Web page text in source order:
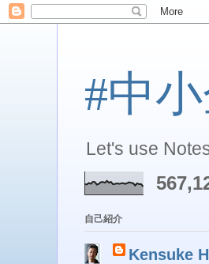
#中
Let's use
自己紹介
Kensuke